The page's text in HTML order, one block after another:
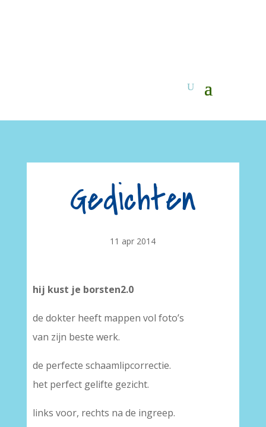
Gedichten
11 apr 2014
hij kust je borsten2.0
de dokter heeft mappen vol foto’s
van zijn beste werk.
de perfecte schaamlipcorrectie.
het perfect gelifte gezicht.
links voor, rechts na de ingreep.